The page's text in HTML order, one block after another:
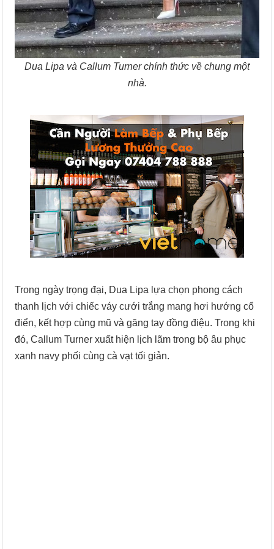
Dua Lipa và Callum Turner chính thức về chung một
nhà.
Trong ngày trọng đại, Dua Lipa lựa chọn phong cách
thanh lịch với chiếc váy cưới trắng mang hơi hướng cổ
điển, kết hợp cùng mũ và găng tay đồng điệu. Trong khi
đó, Callum Turner xuất hiện lịch lãm trong bộ âu phục
xanh navy phối cùng cà vạt tối giản.